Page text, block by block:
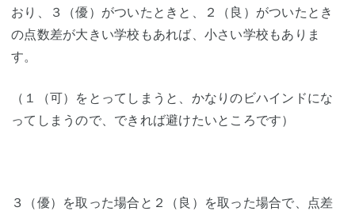
おり、３（優）がついたときと、２（良）がついたとき
の点数差が大きい学校もあれば、小さい学校もありま
す。
（１（可）をとってしまうと、かなりのビハインドにな
ってしまうので、できれば避けたいところです）
３（優）を取った場合と２（良）を取った場合で、点差